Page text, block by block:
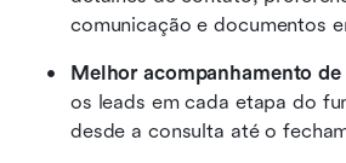
comunicação e documentos
Melhor acompanhamento de
os leads em cada etapa do
desde a consulta até o